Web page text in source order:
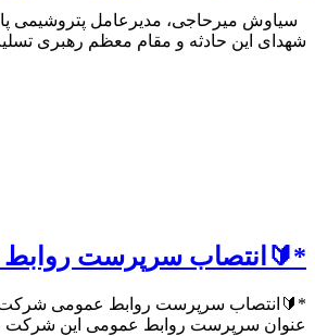
سیاوش میرحاجی، مدیرعامل پتروشیمی
شهدای این حادثه و مقام معظم رهبری
*🔰انتصاب سرپرست روابط
*🔰انتصاب سرپرست روابط عمومی شرکت
عنوان سرپرست روابط عمومی این شرکت